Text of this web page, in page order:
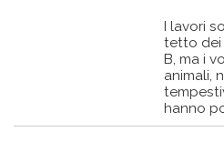
I lavori
tetto dei
B, ma i
animali,
hanno